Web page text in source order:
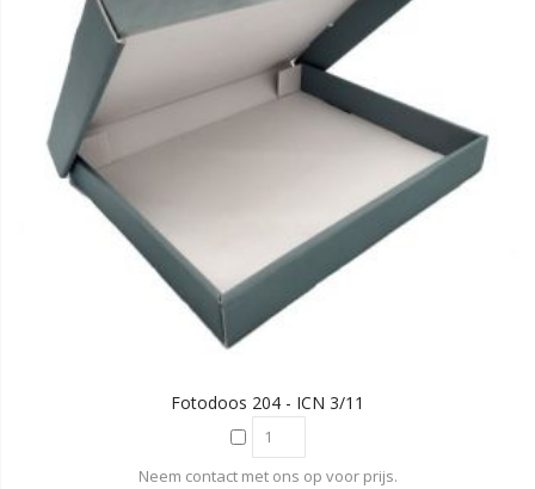
Fotodoos 204 - ICN 3/11
Neem contact met ons op voor prijs.